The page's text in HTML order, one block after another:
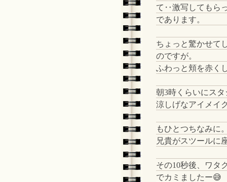
て‥激写してもら
であります。
ちょっと驚かせて
のですが。
ふわっと頬を赤く
朝3時くらいにス
涼しげなアイメイ
もひとつちなみに
兄貴がスツールに
その10秒後、ワタ
でカミましたー😅